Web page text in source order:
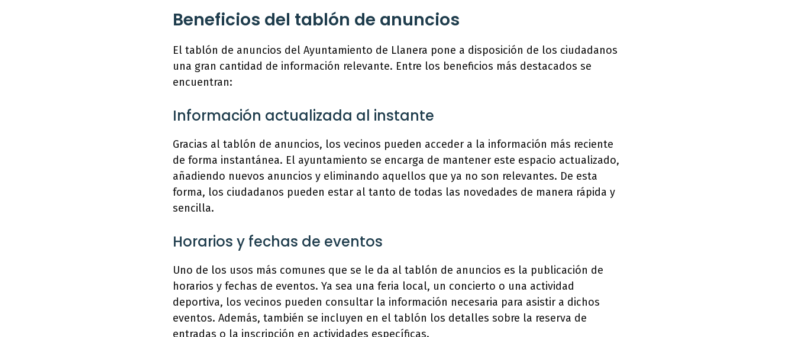
Beneficios del tablón de anuncios
El tablón de anuncios del Ayuntamiento de Llanera pone a disposición de los ciudadanos
una gran cantidad de información relevante. Entre los beneficios más destacados se
encuentran:
Información actualizada al instante
Gracias al tablón de anuncios, los vecinos pueden acceder a la información más reciente
de forma instantánea. El ayuntamiento se encarga de mantener este espacio actualizado,
añadiendo nuevos anuncios y eliminando aquellos que ya no son relevantes. De esta
forma, los ciudadanos pueden estar al tanto de todas las novedades de manera rápida y
sencilla.
Horarios y fechas de eventos
Uno de los usos más comunes que se le da al tablón de anuncios es la publicación de
horarios y fechas de eventos. Ya sea una feria local, un concierto o una actividad
deportiva, los vecinos pueden consultar la información necesaria para asistir a dichos
eventos. Además, también se incluyen en el tablón los detalles sobre la reserva de
entradas o la inscripción en actividades específicas.